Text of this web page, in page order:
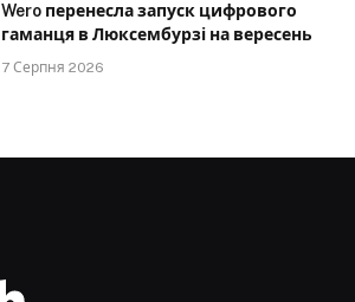
Wero перенесла запуск цифрового
гаманця в Люксембурзі на вересень
7 Серпня 2026